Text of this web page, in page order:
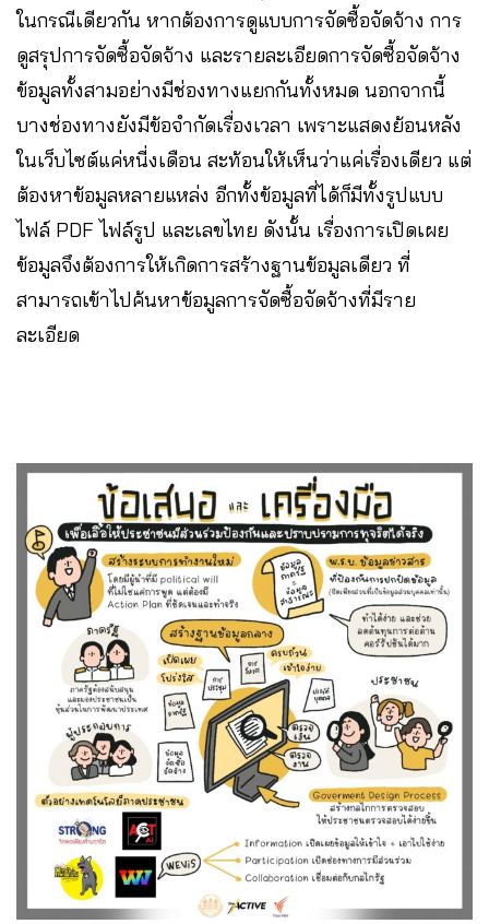
ในกรณีเดียวกัน หากต้องการดูแบบการจัดซื้อจัดจ้าง การ
ดูสรุปการจัดซื้อจัดจ้าง และรายละเอียดการจัดซื้อจัดจ้าง
ข้อมูลทั้งสามอย่างมีช่องทางแยกกันทั้งหมด นอกจากนี้
บางช่องทางยังมีข้อจำกัดเรื่องเวลา เพราะแสดงย้อนหลัง
ในเว็บไซต์แค่หนี่งเดือน สะท้อนให้เห็นว่าแค่เรื่องเดียว แต่
ต้องหาข้อมูลหลายแหล่ง อีกทั้งข้อมูลที่ได้ก็มีทั้งรูปแบบ
ไฟล์ PDF ไฟล์รูป และเลขไทย ดังนั้น เรื่องการเปิดเผย
ข้อมูลจึงต้องการให้เกิดการสร้างฐานข้อมูลเดียว ที่
สามารถเข้าไปค้นหาข้อมูลการจัดซื้อจัดจ้างที่มีราย
ละเอียด